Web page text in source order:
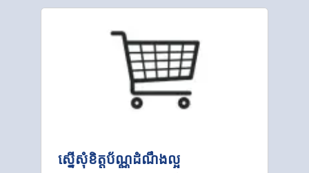
ស្នើសុំខិត្តប័ណ្ណដំណឹងល្អ